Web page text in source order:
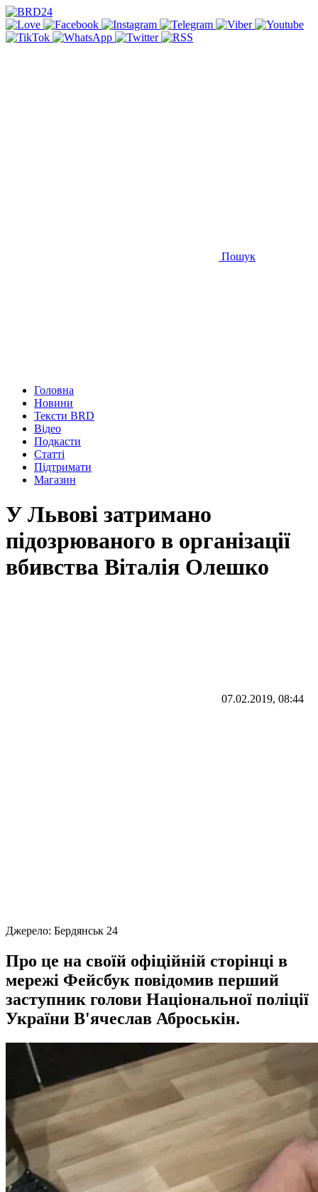
Пошук
Головна
Новини
Тексти BRD
Відео
Подкасти
Статті
Підтримати
Магазин
У Львові затримано
підозрюваного в організації
вбивства Віталія Олешко
07.02.2019, 08:44
Джерело: Бердянськ 24
Про це на своїй офіційній сторінці в
мережі Фейсбук повідомив перший
заступник голови Національної поліції
України В'ячеслав Аброськін.